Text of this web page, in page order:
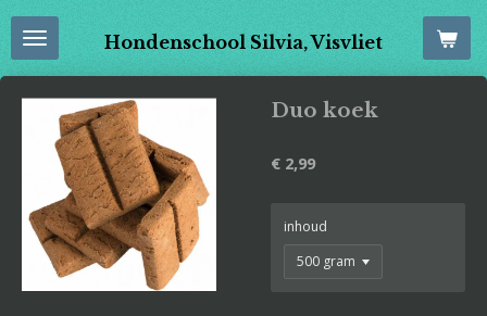
Ga
direct
naar
hoofdinhoud
Hondenschool Silvia, Visvliet
Duo koek
€ 2,99
inhoud